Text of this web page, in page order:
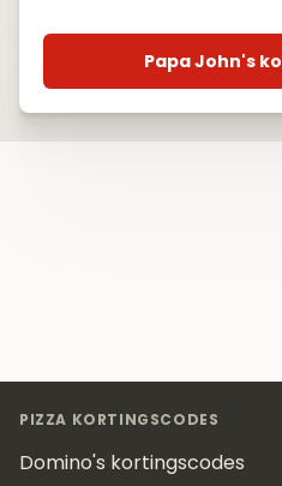
Papa John's
PIZZA KORTINGSCODES
Domino's kortingscodes